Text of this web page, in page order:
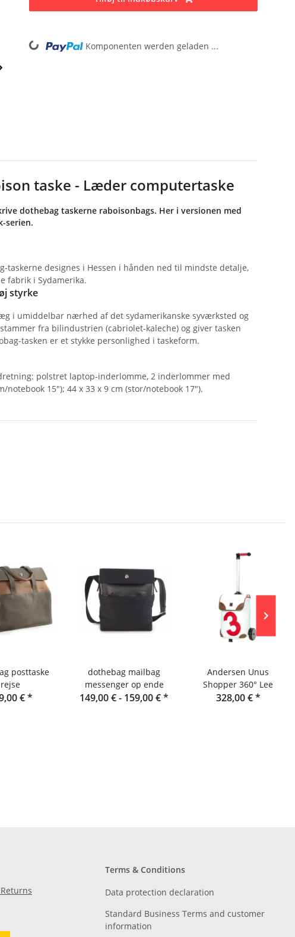
Loading... Komponenten werden geladen ...
taske - Læder computertaske
dothebag taskerne raboisonbags. Her i versionen med
serien.
taskerne designes i Hessen i hånden ned til mindste detalje,
fabrik i Sydamerika.
styrke
i umiddelbar nærhed af det sydamerikanske syværksted og
fra bilindustrien (cabriolet-kaleche) og giver tasken
tasken er et stykke personlighed i taskeform.
polstret laptop-inderlomme, 2 inderlommer med
15"); 44 x 33 x 9 cm (stor/notebook 17").
posttaske
rejse
€*
dothebag mailbag
messenger op ende
149,00 € - 159,00 €*
Andersen Unus
Shopper 360° Lee
328,00 €*
Terms & Conditions
Data protection declaration
Standard Business Terms and customer
information